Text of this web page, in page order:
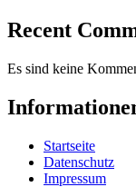
Recent
Es sind keine
Startseite
Datenschutz
Impressum